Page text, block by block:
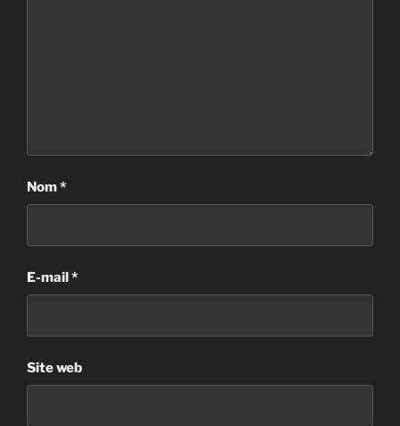
Nom*
E-mail*
Site web